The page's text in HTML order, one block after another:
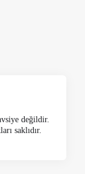
değildir.
saklıdır.